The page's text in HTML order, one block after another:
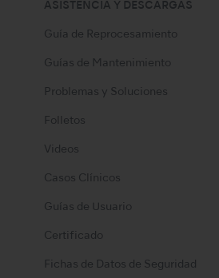
ASISTENCIA Y DESCARGAS
Guía de Reprocesamiento
Guías de Mantenimiento
Problemas y Soluciones
Folletos
Videos
Casos Clínicos
Guías de Usuario
Certificado
Fichas de Datos de Seguridad